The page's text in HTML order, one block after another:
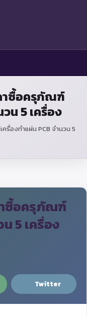
าซื้อครุภัณฑ์
น 5 เครื่อง
รื่องทำแผ่น PCB จำนวน 5
ซื้อครุภัณฑ์
5 เครื่อง
Twitter